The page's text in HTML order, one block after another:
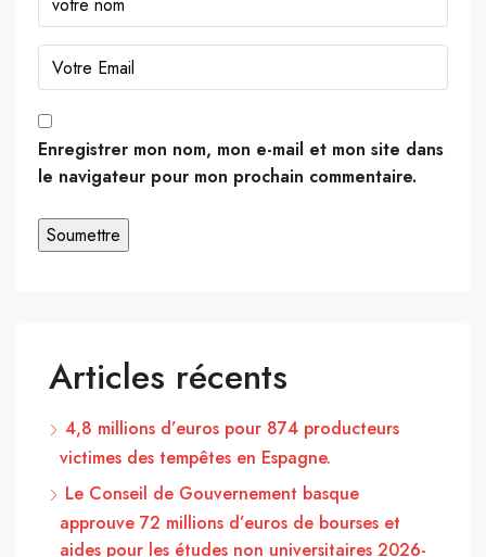
Enregistrer mon nom, mon e-mail et mon site dans
le navigateur pour mon prochain commentaire.
Articles récents
4,8 millions d’euros pour 874 producteurs
victimes des tempêtes en Espagne.
Le Conseil de Gouvernement basque
approuve 72 millions d’euros de bourses et
aides pour les études non universitaires 2026-